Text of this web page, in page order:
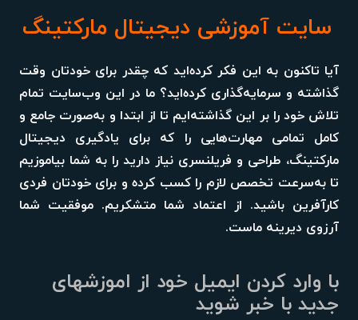
سایت آموزشی دیجیتال مارکتینگ
آیا تاکنون به این فکر کرده‌اید که چقدر برای خودتان وقت
گذاشته و سرمایه‌گذاری کرده‌اید؟ ما در این وب‌سایت تمام
تلاش خود را بر این گذاشته‌ایم تا از ابتدا و به‌صورت جامع و
کامل تمامی مهارت‌هایی را که برای یادگیری دیجیتال
مارکتینگ، طراحی و فریلنسری نیاز دارید را به شما بیاموزیم
تا به‌سرعت تخصص لازم را کسب کرده و برای خودتان فردی
کارآفرین باشید. از اعتماد شما متشکریم. موفقیت شما
آرزوی دیرینه ماست.
با وارد کردن ایمیل خود از اموزشهای
جدید با خبر شوید